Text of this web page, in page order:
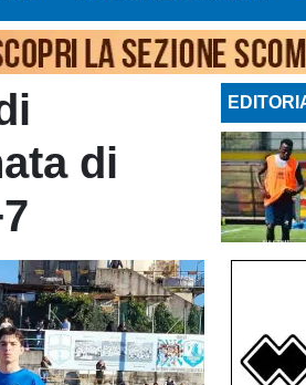
di